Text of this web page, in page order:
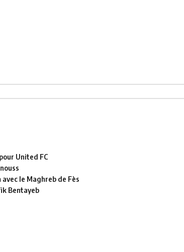
United FC
le Maghreb de Fès
Bentayeb